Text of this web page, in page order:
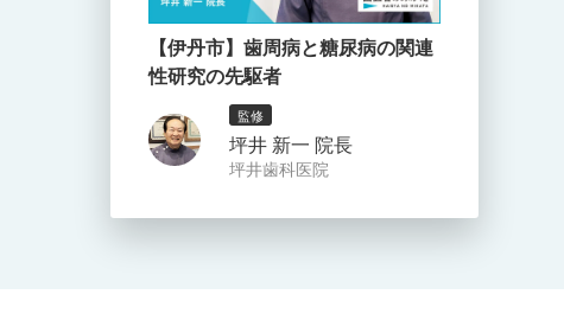
【伊丹市】歯周病と糖尿病の関連
性研究の先駆者
監修
坪井 新一 院長
坪井歯科医院